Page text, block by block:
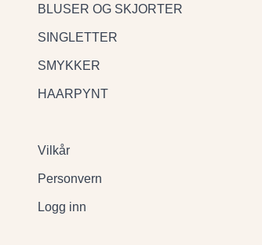
BLUSER OG SKJORTER
SINGLETTER
SMYKKER
HAARPYNT
Vilkår
Personvern
Logg inn